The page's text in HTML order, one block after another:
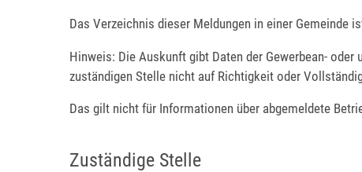
Das Verzeichnis dieser Meldungen in einer Gemeinde
Hinweis: Die Auskunft gibt Daten der Gewerbean- oder
zuständigen Stelle nicht auf Richtigkeit oder
Das gilt nicht für Informationen über abgemeldete
Zuständige Stelle